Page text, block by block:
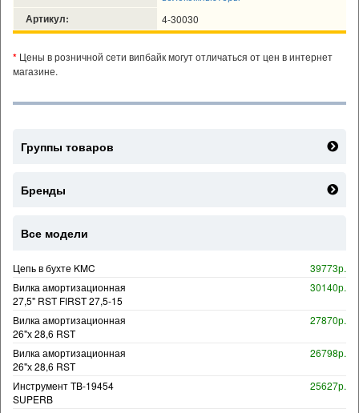
Артикул: 4-30030
* Цены в розничной сети випбайк могут отличаться от цен в интернет
магазине.
Группы товаров
Бренды
Все модели
Цепь в бухте KMC
39773р.
Вилка амортизационная
27,5" RST FIRST 27,5-15
30140р.
Вилка амортизационная
26"х 28,6 RST
27870р.
Вилка амортизационная
26"х 28,6 RST
26798р.
Инструмент TB-19454
SUPERB
25627р.